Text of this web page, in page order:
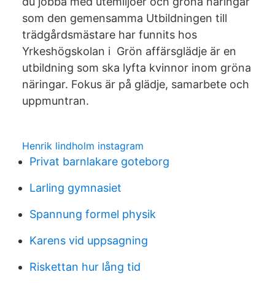
som den gemensamma Utbildningen till
trädgårdsmästare har funnits hos
Yrkeshögskolan i Grön affärsglädje är en
utbildning som ska lyfta kvinnor inom gröna
näringar. Fokus är på glädje, samarbete och
uppmuntran.
Henrik lindholm instagram
Privat barnlakare goteborg
Larling gymnasiet
Spannung formel physik
Karens vid uppsagning
Riskettan hur lång tid